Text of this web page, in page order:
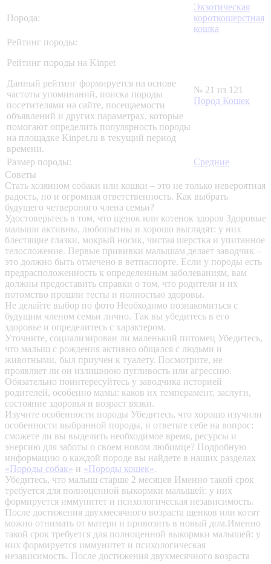
Порода:
Экзотическая
короткошерстная
кошка
Рейтинг породы:
Рейтинг породы на Kinpet
Данный рейтинг формируется на основе
частоты упоминаний, поиска породы
посетителями на сайте, посещаемости
объявлений и других параметрах, которые
помогают определить популярность породы
на площадке Kinpet.ru в текущий период
времени.
№ 21 из 121
Пород Кошек
Размер породы:
Средние
Советы
Стать хозяином собаки или кошки – это не только невероятная
радость, но и огромная ответственность. Как выбрать
будущего четвероного члена семьи?
Удостоверьтесь в том, что щенок или котенок здоров Здоровые
малыши активны, любопытны и хорошо выглядят: у них
блестящие глазки, мокрый носик, чистая шерстка и упитанное
телосложение. Первые прививки малышам делает заводчик –
это должно быть отмечено в ветпаспорте. Если у породы есть
предрасположенность к определенным заболеваниям, вам
должны предоставить справки о том, что родители и их
потомство прошли тесты и полностью здоровы.
Не делайте выбор по фото Необходимо познакомиться с
будущим членом семьи лично. Так вы убедитесь в его
здоровье и определитесь с характером.
Уточните, социализирован ли маленький питомец Убедитесь,
что малыш с рождения активно общался с людьми и
животными, был приучен к туалету. Посмотрите, не
проявляет ли он излишнюю пугливость или агрессию.
Обязательно поинтересуйтесь у заводчика историей
родителей, особенно мамы: каков их темперамент, заслуги,
состояние здоровья и возраст вязки.
Изучите особенности породы Убедитесь, что хорошо изучили
особенности выбранной породы, и ответьте себе на вопрос:
сможете ли вы выделить необходимое время, ресурсы и
энергию для заботы о своем новом любимце? Подробную
информацию о каждой породе вы найдете в наших разделах
«Породы собак» и «Породы кошек».
Убедитесь, что малыш старше 2 месяцев Именно такой срок
требуется для полноценной выкормки малышей: у них
формируется иммунитет и психологическая независимость.
После достижения двухмесячного возраста щенков или котят
можно отнимать от матери и привозить в новый дом.Именно
такой срок требуется для полноценной выкормки малышей: у
них формируется иммунитет и психологическая
независимость. После достижения двухмесячного возраста